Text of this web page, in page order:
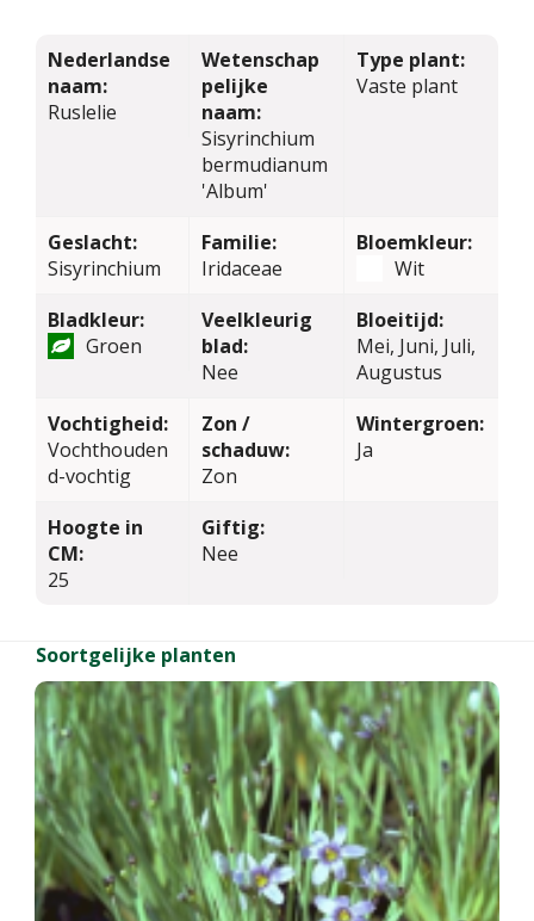
Nederlandse
naam:
Ruslelie
Wetenschap
pelijke
naam:
Sisyrinchium
bermudianum
'Album'
Type plant:
Vaste plant
Geslacht:
Sisyrinchium
Familie:
Iridaceae
Bloemkleur:
Wit
Bladkleur:
Groen
Veelkleurig
blad:
Nee
Bloeitijd:
Mei, Juni, Juli,
Augustus
Vochtigheid:
Vochthouden
d-vochtig
Zon /
schaduw:
Zon
Wintergroen:
Ja
Hoogte in
CM:
25
Giftig:
Nee
Soortgelijke planten